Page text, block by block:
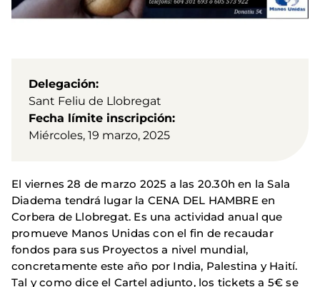
Delegación
Sant Feliu de Llobregat
Fecha límite inscripción
Miércoles, 19 marzo, 2025
El viernes 28 de marzo 2025 a las 20.30h en la Sala
Diadema tendrá lugar la CENA DEL HAMBRE en
Corbera de Llobregat. Es una actividad anual que
promueve Manos Unidas con el fin de recaudar
fondos para sus Proyectos a nivel mundial,
concretamente este año por India, Palestina y Haití.
Tal y como dice el Cartel adjunto, los tickets a 5€ se